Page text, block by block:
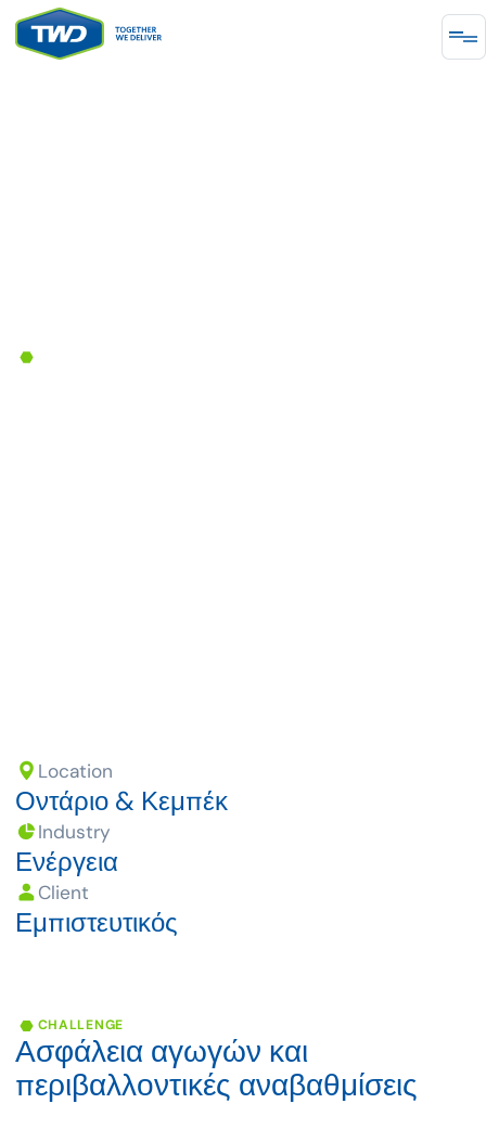
Location
Οντάριο & Κεμπέκ
Industry
Ενέργεια
Client
Εμπιστευτικός
CHALLENGE
Ασφάλεια αγωγών και
περιβαλλοντικές αναβαθμίσεις